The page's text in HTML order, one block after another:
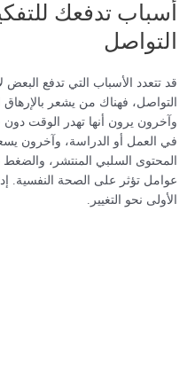
أسباب تدفعك
التواصل
قد تتعدد الأسباب التي تدفع البعض
التواصل، فهناك من يشعر
وآخرون يرون أنها تهدر الوقت
في العمل أو الدراسة، وآخرون
المحتوى السلبي المنتشر، والضغط
عوامل تؤثر على الصحة النفسية.
الأولى نحو التغيير.